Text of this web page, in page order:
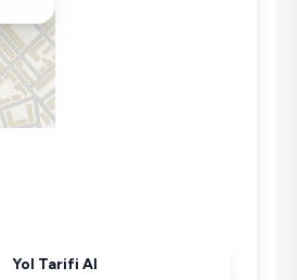
Yol Tarifi Al